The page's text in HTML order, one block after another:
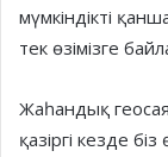
мүмкіндікті
тек өзімізге
Жаһандық
қазіргі кезде